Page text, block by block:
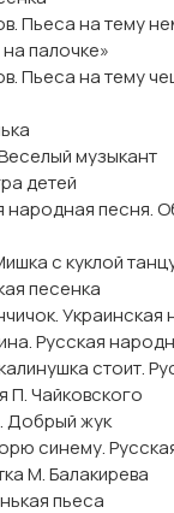
Пьеса на тему
палочке»
Пьеса на тему
музыкант
детей
народная песня.
с куклой
песенка
Украинская
Русская
стоит.
П. Чайковского
Добрый жук
синему.
М. Балакирева
пьеса